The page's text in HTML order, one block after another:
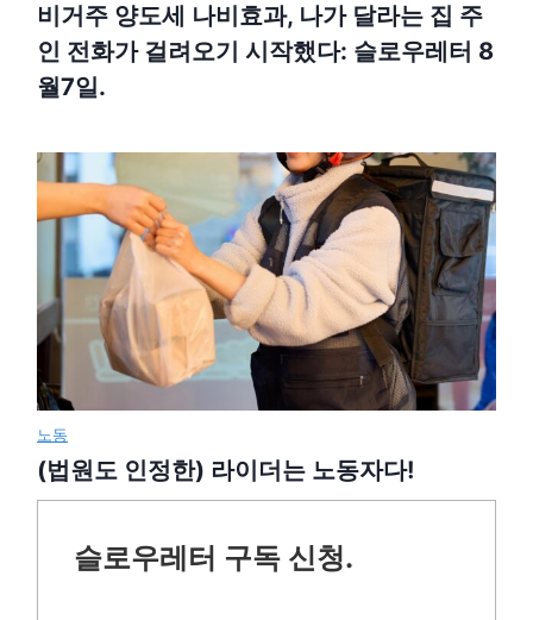
비거주 양도세 나비효과, 나가 달라는 집 주
인 전화가 걸려오기 시작했다: 슬로우레터 8
월7일.
노동
(법원도 인정한) 라이더는 노동자다!
슬로우레터 구독 신청.